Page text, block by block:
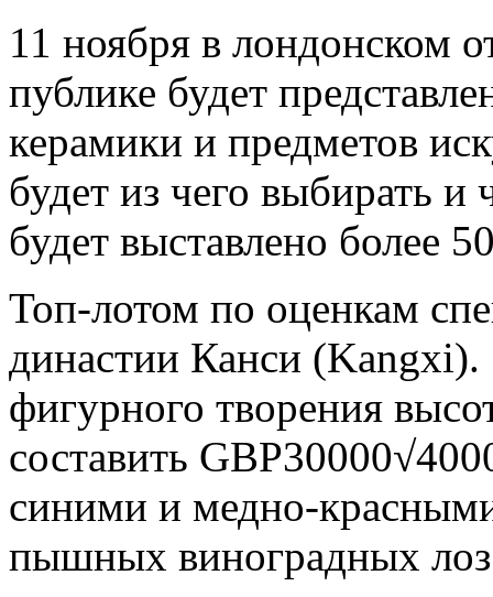
11 ноября в лондонском
публике будет
керамики и предметов
будет из чего выбирать и
будет выставлено более
Топ-лотом по оценкам
династии Канси (Kangxi).
фигурного творения
составить
синими и медно-
пышных виноградных лоз